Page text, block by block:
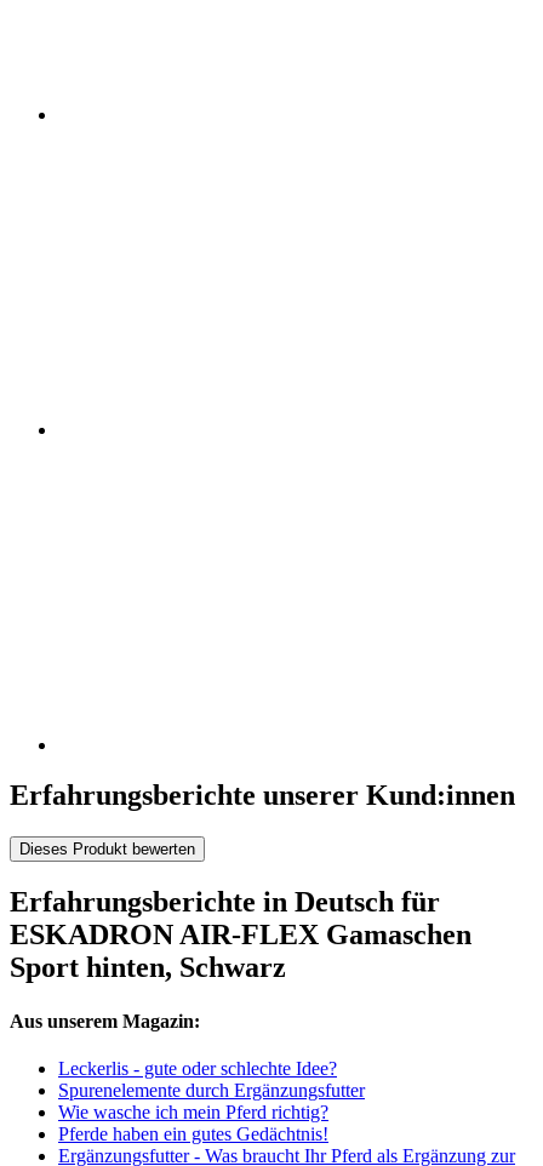
Erfahrungsberichte unserer Kund:innen
Dieses Produkt bewerten
Erfahrungsberichte in Deutsch für
ESKADRON AIR-FLEX Gamaschen
Sport hinten, Schwarz
Aus unserem Magazin:
Leckerlis - gute oder schlechte Idee?
Spurenelemente durch Ergänzungsfutter
Wie wasche ich mein Pferd richtig?
Pferde haben ein gutes Gedächtnis!
Ergänzungsfutter - Was braucht Ihr Pferd als Ergänzung zur